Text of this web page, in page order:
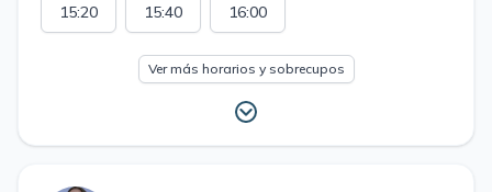
15:20 15:40 16:00
Ver más horarios y sobrecupos